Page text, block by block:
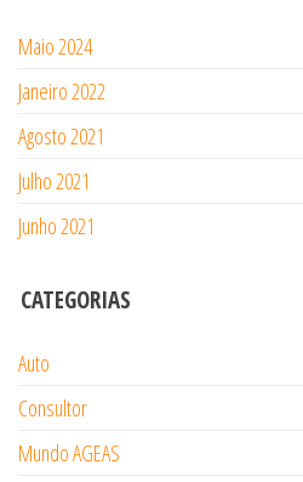
Maio 2024
Janeiro 2022
Agosto 2021
Julho 2021
Junho 2021
CATEGORIAS
Auto
Consultor
Mundo AGEAS